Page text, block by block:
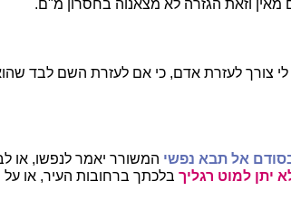
מאין וזאת הגזרה לא מצאנוה בחסרון מ"ם.
צורך לעזרת אדם, כי אם לעזרת השם לבד
אל תבא נפשי המשורר יאמר לנפשו, או
יתן למוט רגליך בלכתך ברחובות העיר, או